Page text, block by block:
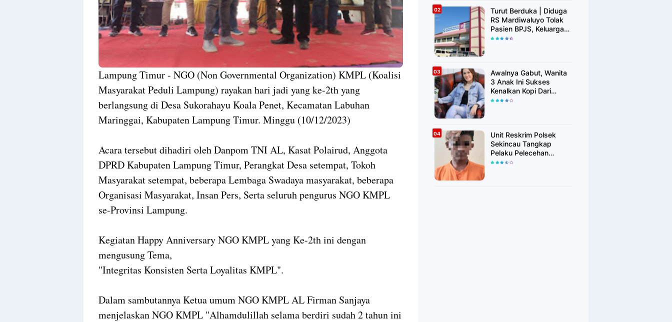
Lampung Timur - NGO (Non Governmental Organization) KMPL (Koalisi
Masyarakat Peduli Lampung) rayakan hari jadi yang ke-2th yang
berlangsung di Desa Sukorahayu Koala Penet, Kecamatan Labuhan
Maringgai, Kabupaten Lampung Timur. Minggu (10/12/2023)
Acara tersebut dihadiri oleh Danpom TNI AL, Kasat Polairud, Anggota
DPRD Kabupaten Lampung Timur, Perangkat Desa setempat, Tokoh
Masyarakat setempat, beberapa Lembaga Swadaya masyarakat, beberapa
Organisasi Masyarakat, Insan Pers, Serta seluruh pengurus NGO KMPL
se-Provinsi Lampung.
Kegiatan Happy Anniversary NGO KMPL yang Ke-2th ini dengan
mengusung Tema,
"Integritas Konsisten Serta Loyalitas KMPL".
Dalam sambutannya Ketua umum NGO KMPL AL Firman Sanjaya
menjelaskan NGO KMPL "Alhamdulillah selama berdiri sudah 2 tahun ini
Turut Berduka | Diduga
RS Mardiwaluyo Tolak
Pasien BPJS, Keluarga
Pasien: "ini Yang
Awalnya Gabut, Wanita
3 Anak Ini Sukses
Kenalkan Kopi Dari
Simalungun di Bekasi
Unit Reskrim Polsek
Sekincau Tangkap
Pelaku Pelecehan
Seksual Anak di Bawah